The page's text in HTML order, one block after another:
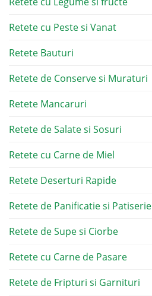
Retete cu Peste si Vanat
Retete Bauturi
Retete de Conserve si Muraturi
Retete Mancaruri
Retete de Salate si Sosuri
Retete cu Carne de Miel
Retete Deserturi Rapide
Retete de Panificatie si Patiserie
Retete de Supe si Ciorbe
Retete cu Carne de Pasare
Retete de Fripturi si Garnituri